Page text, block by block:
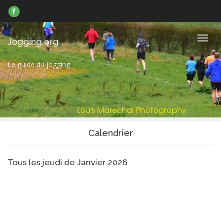
sur
Facebook
Jogging.org
Le guide du jogging
Calendrier
Tous les jeudi de Janvier 2026